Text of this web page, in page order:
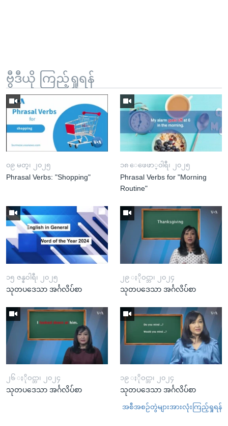
ဗွီဒီယို ကြည့်ရှုရန်
၀၉ မတ္၊ ၂၀၂၅
Phrasal Verbs: "Shopping"
၁၈ ေဖေဖာ္၀ါရီ၊ ၂၀၂၅
Phrasal Verbs for "Morning
Routine"
၁၅ ဇန္နဝါရီ၊ ၂၀၂၅
သုတပဒေသာ အင်္ဂလိပ်စာ
၂၉ ႏိုဝင္ဘာ၊ ၂၀၂၄
သုတပဒေသာ အင်္ဂလိပ်စာ
၂၆ ႏိုဝင္ဘာ၊ ၂၀၂၄
သုတပဒေသာ အင်္ဂလိပ်စာ
၁၉ ႏိုဝင္ဘာ၊ ၂၀၂၄
သုတပဒေသာ အင်္ဂလိပ်စာ
အစီအစဉ်တွဲများအားလုံးကြည့်ရှုရန်